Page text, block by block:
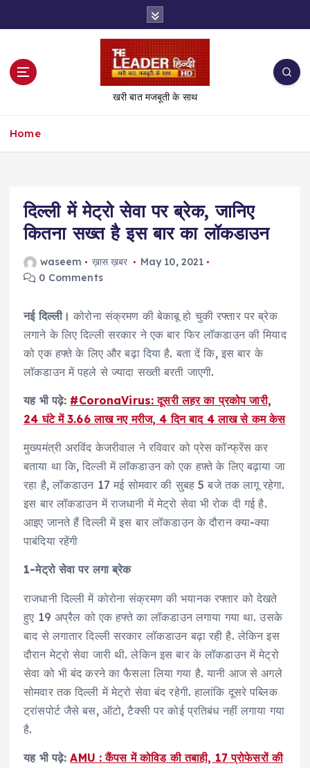
t
खरी बात मजबूती के साथ
Home
दिल्ली में मेट्रो सेवा पर ब्रेक, जानिए
कितना सख्त है इस बार का लॉकडाउन
waseem ख़ास ख़बर
May 10, 2021
0 Comments
नई दिल्ली। कोरोना संक्रमण की बेकाबू हो चुकी रफ्तार पर ब्रेक
लगाने के लिए दिल्ली सरकार ने एक बार फिर लॉकडाउन की मियाद
को एक हफ्ते के लिए और बढ़ा दिया है. बता दें कि, इस बार के
लॉकडाउन में पहले से ज्यादा सख्ती बरती जाएगी.
यह भी पढ़े: #CoronaVirus: दूसरी लहर का प्रकोप जारी,
24 घंटे में 3.66 लाख नए मरीज, 4 दिन बाद 4 लाख से कम केस
मुख्यमंत्री अरविंद केजरीवाल ने रविवार को प्रेस कॉन्फ्रेंस कर
बताया था कि, दिल्ली में लॉकडाउन को एक हफ़्ते के लिए बढ़ाया जा
रहा है, लॉकडाउन 17 मई सोमवार की सुबह 5 बजे तक लागू रहेगा.
इस बार लॉकडाउन में राजधानी में मेट्रो सेवा भी रोक दी गई है.
आइए जानते हैं दिल्ली में इस बार लॉकडाउन के दौरान क्या-क्या
पाबंदिया रहेंगी
1-मेट्रो सेवा पर लगा ब्रेक
राजधानी दिल्ली में कोरोना संक्रमण की भयानक रफ्तार को देखते
हुए 19 अप्रैल को एक हफ्ते का लॉकडाउन लगाया गया था. उसके
बाद से लगातार दिल्ली सरकार लॉकडाउन बढ़ा रही है. लेकिन इस
दौरान मेट्रो सेवा जारी थी. लेकिन इस बार के लॉकडाउन में मेट्रो
सेवा को भी बंद करने का फैसला लिया गया है. यानी आज से अगले
सोमवार तक दिल्ली में मेट्रो सेवा बंद रहेगी. हालांकि दूसरे पब्लिक
ट्रांसपोर्ट जैसे बस, ऑटो, टैक्सी पर कोई प्रतिबंध नहीं लगाया गया
है.
यह भी पढ़े:AMU : कैंपस में कोविड की तबाही, 17 प्रोफेसरों की